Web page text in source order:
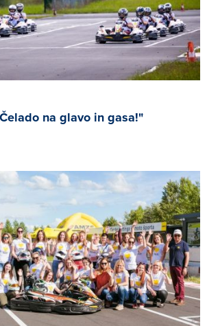
na glavo in gasa!"